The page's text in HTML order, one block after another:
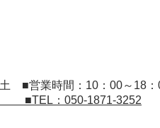
土 ■営業時間：10：00～18：
：050-1871-3252